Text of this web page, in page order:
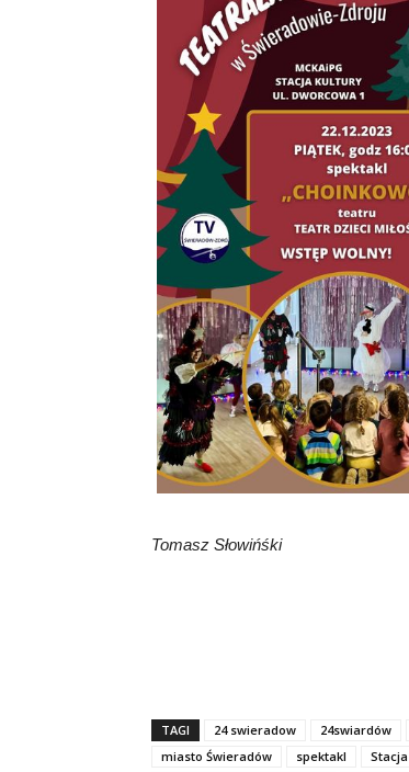
Tomasz Słowińśki
TAGI 24 swieradow 24swiardów
miasto Świeradów
spektakl